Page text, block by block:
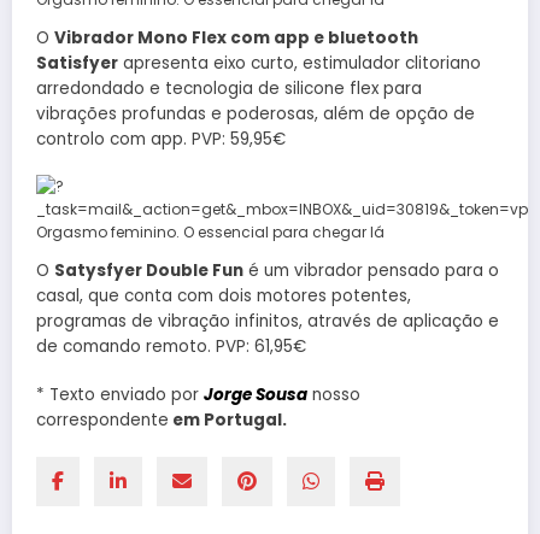
O Vibrador Mono Flex com app e bluetooth
Satisfyer apresenta eixo curto, estimulador clitoriano
arredondado e tecnologia de silicone flex para
vibrações profundas e poderosas, além de opção de
controlo com app. PVP: 59,95€
O Satysfyer Double Fun é um vibrador pensado para o
casal, que conta com dois motores potentes,
programas de vibração infinitos, através de aplicação e
de comando remoto. PVP: 61,95€
* Texto enviado por Jorge Sousa nosso
correspondente em Portugal.